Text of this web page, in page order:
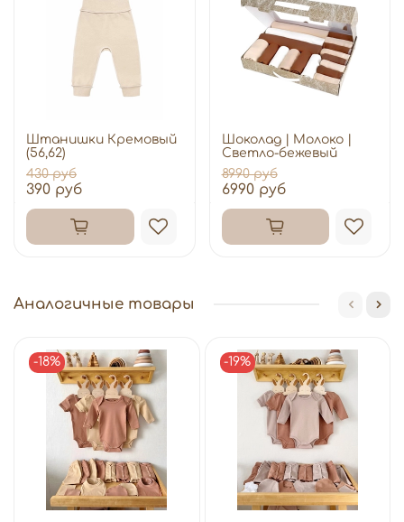
Штанишки Кремовый
(56,62)
430 руб
390 руб
Шоколад | Молоко |
Светло-бежевый
8990 руб
6990 руб
Аналогичные товары
-18% -19%